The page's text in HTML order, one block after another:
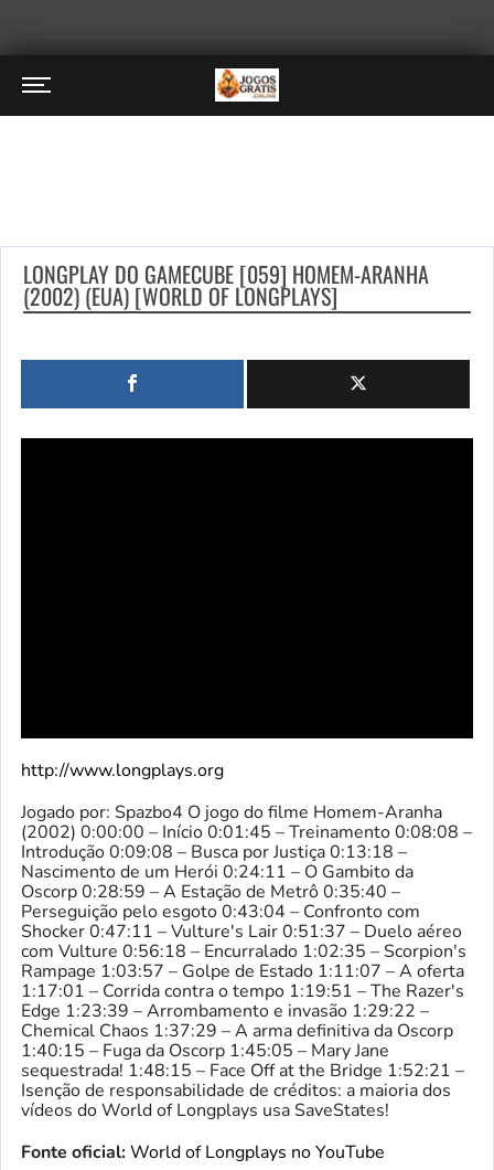
LONGPLAY DO GAMECUBE [059] HOMEM-ARANHA
(2002) (EUA) [WORLD OF LONGPLAYS]
http://www.longplays.org
Jogado por: Spazbo4 O jogo do filme Homem-Aranha
(2002) 0:00:00 – Início 0:01:45 – Treinamento 0:08:08 –
Introdução 0:09:08 – Busca por Justiça 0:13:18 –
Nascimento de um Herói 0:24:11 – O Gambito da
Oscorp 0:28:59 – A Estação de Metrô 0:35:40 –
Perseguição pelo esgoto 0:43:04 – Confronto com
Shocker 0:47:11 – Vulture's Lair 0:51:37 – Duelo aéreo
com Vulture 0:56:18 – Encurralado 1:02:35 – Scorpion's
Rampage 1:03:57 – Golpe de Estado 1:11:07 – A oferta
1:17:01 – Corrida contra o tempo 1:19:51 – The Razer's
Edge 1:23:39 – Arrombamento e invasão 1:29:22 –
Chemical Chaos 1:37:29 – A arma definitiva da Oscorp
1:40:15 – Fuga da Oscorp 1:45:05 – Mary Jane
sequestrada! 1:48:15 – Face Off at the Bridge 1:52:21 –
Isenção de responsabilidade de créditos: a maioria dos
vídeos do World of Longplays usa SaveStates!
Fonte oficial:World of Longplays no YouTube